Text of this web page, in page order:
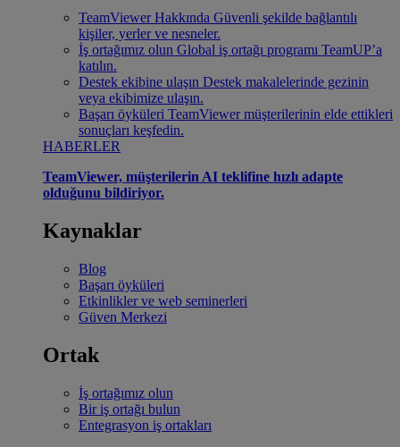
TeamViewer Hakkında Güvenli şekilde bağlantılı
kişiler, yerler ve nesneler.
İş ortağımız olun Global iş ortağı programı TeamUP’a
katılın.
Destek ekibine ulaşın Destek makalelerinde gezinin
veya ekibimize ulaşın.
Başarı öyküleri TeamViewer müşterilerinin elde ettikleri
sonuçları keşfedin.
HABERLER
TeamViewer, müşterilerin AI teklifine hızlı adapte
olduğunu bildiriyor.
Kaynaklar
Blog
Başarı öyküleri
Etkinlikler ve web seminerleri
Güven Merkezi
Ortak
İş ortağımız olun
Bir iş ortağı bulun
Entegrasyon iş ortakları